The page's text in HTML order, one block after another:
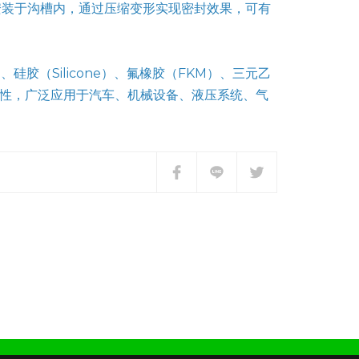
于沟槽内，通过压缩变形实现密封效果，可有
硅胶（Silicone）、氟橡胶（FKM）、三元乙
，广泛应用于汽车、机械设备、液压系统、气